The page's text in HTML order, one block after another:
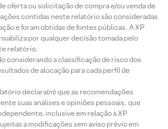
oferta ou solicitação de compra e/ou venda de
contidas neste relatório são consideradas
e foram obtidas de fontes públicas. A XP
por qualquer decisão tomada pelo
relatório.
considerando a classificação de risco dos
de alocação para cada perfil de
declara(m) que as recomendações
suas análises e opiniões pessoais, que
inclusive em relação à XP
a modificações sem aviso prévio em